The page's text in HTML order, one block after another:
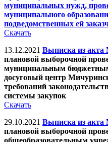
муниципальных нужд,
муниципального
подведомственных ей
Скачать
13.12.2021 Выписка из акта
плановой выборочной
муниципальным
досуговый центр
требований
системы закупок
Скачать
29.10.2021 Выписка из акта
плановой выборочной
общеобразовательным